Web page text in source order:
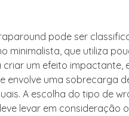
pode ser
minimalista, que utiliza
criar um efeito impactante,
envolve uma sobrecarga
A escolha do tipo de
levar em consideração